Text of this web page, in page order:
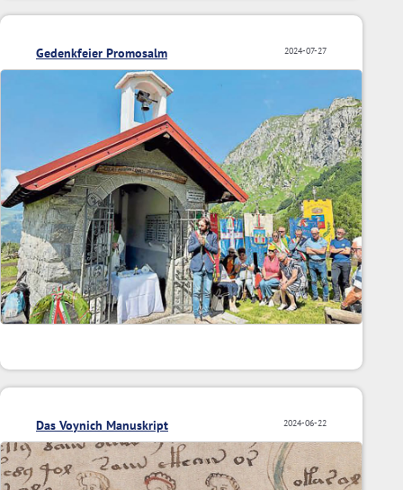
2024-07-27
Gedenkfeier Promosalm
2024-06-22
Das Voynich Manuskript